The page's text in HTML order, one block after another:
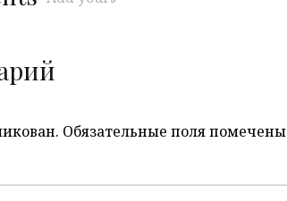
Обязательные поля помечены